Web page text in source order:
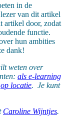
in de
van dit artikel
artikel door, zodat
functie.
hun ambities
dank!
weten over
als e-learning
op locatie. Je kunt
Caroline Wijntjes.